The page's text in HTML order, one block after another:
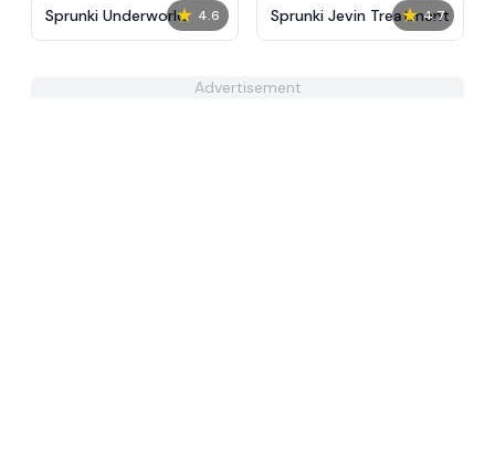
★ 4.6
Sprunki Underworld ★ 4.7
Sprunki Jevin Treatment
Advertisement